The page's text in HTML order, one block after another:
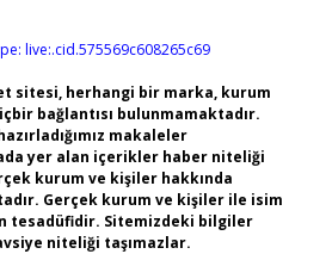
live:.cid.575569c608265c69
sitesi, herhangi bir marka, kurum
bağlantısı bulunmamaktadır.
makaleler
yer alan içerikler haber niteliği
kurum ve kişiler hakkında
Gerçek kurum ve kişiler ile isim
tesadüfidir. Sitemizdeki bilgiler
niteliği taşımazlar.